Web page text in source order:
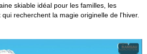
skiable idéal pour les familles, les
recherchent la magie originelle de l'hiver.